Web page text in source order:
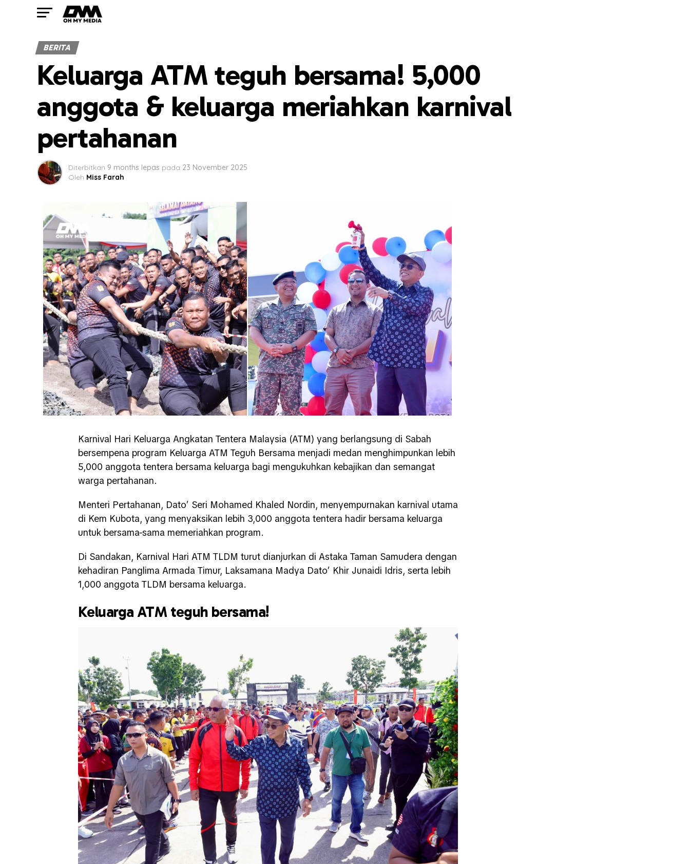
BERITA
Keluarga ATM teguh bersama! 5,000
anggota & keluarga meriahkan karnival
pertahanan
Diterbitkan 9 months lepas pada 23 November 2025
Oleh Miss Farah
Karnival Hari Keluarga Angkatan Tentera Malaysia (ATM) yang berlangsung di Sabah
bersempena program Keluarga ATM Teguh Bersama menjadi medan menghimpunkan lebih
5,000 anggota tentera bersama keluarga bagi mengukuhkan kebajikan dan semangat
warga pertahanan.
Menteri Pertahanan, Dato’ Seri Mohamed Khaled Nordin, menyempurnakan karnival utama
di Kem Kubota, yang menyaksikan lebih 3,000 anggota tentera hadir bersama keluarga
untuk bersama-sama memeriahkan program.
Di Sandakan, Karnival Hari ATM TLDM turut dianjurkan di Astaka Taman Samudera dengan
kehadiran Panglima Armada Timur, Laksamana Madya Dato’ Khir Junaidi Idris, serta lebih
1,000 anggota TLDM bersama keluarga.
Keluarga ATM teguh bersama!